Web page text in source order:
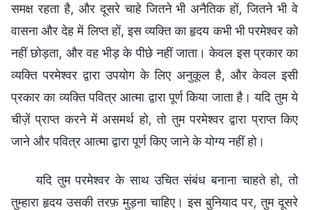
समक्ष रहता है, और दूसरे चाहे जितने भी अनैतिक हों, जितने भी वे
वासना और देह में लिप्त हों, इस व्यक्ति का हृदय कभी भी परमेश्वर को
नहीं छोड़ता, और वह भीड़ के पीछे नहीं जाता। केवल इस प्रकार का
व्यक्ति परमेश्वर द्वारा उपयोग के लिए अनुकूल है, और केवल इसी
प्रकार का व्यक्ति पवित्र आत्मा द्वारा पूर्ण किया जाता है। यदि तुम ये
चीज़ें प्राप्त करने में असमर्थ हो, तो तुम परमेश्वर द्वारा प्राप्त किए
जाने और पवित्र आत्मा द्वारा पूर्ण किए जाने के योग्य नहीं हो।
यदि तुम परमेश्वर के साथ उचित संबंध बनाना चाहते हो, तो
तुम्हारा हृदय उसकी तरफ़ मुड़ना चाहिए। इस बुनियाद पर, तुम दूसरे